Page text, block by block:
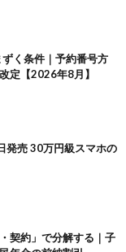
く条件｜予約番号方
定【2026年8月】
売 30万円級スマホの
契約」で分解する｜子